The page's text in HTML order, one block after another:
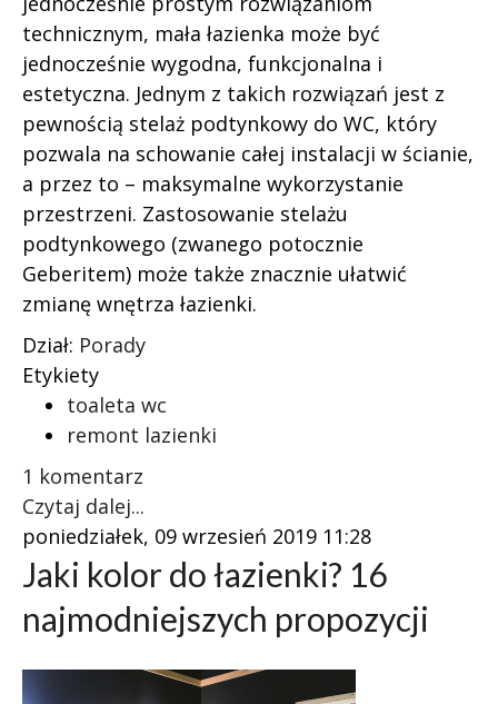
technicznym, mała łazienka może być
jednocześnie wygodna, funkcjonalna i
estetyczna. Jednym z takich rozwiązań jest z
pewnością stelaż podtynkowy do WC, który
pozwala na schowanie całej instalacji w ścianie,
a przez to – maksymalne wykorzystanie
przestrzeni. Zastosowanie stelażu
podtynkowego (zwanego potocznie
Geberitem) może także znacznie ułatwić
zmianę wnętrza łazienki.
Dział: Porady
Etykiety
toaleta wc
remont lazienki
1 komentarz
Czytaj dalej...
poniedziałek, 09 wrzesień 2019 11:28
Jaki kolor do łazienki? 16
najmodniejszych propozycji